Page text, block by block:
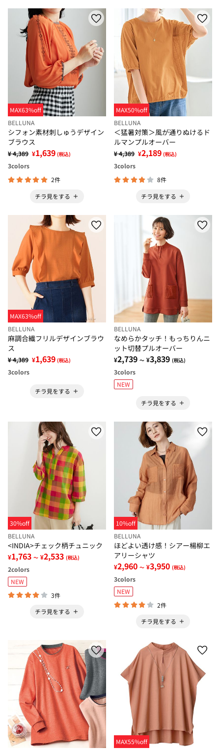
MAX63%off
BELLUNA
シフォン素材刺しゅうデザイン
ブラウス
¥ 4,389 ¥1,639 (税込)
3colors
2件
チラ見をする
MAX50%off
BELLUNA
＜猛暑対策＞風が通りぬけるド
ルマンプルオーバー
¥ 4,389 ¥2,189 (税込)
3colors
8件
チラ見をする
MAX63%off
BELLUNA
麻調合繊フリルデザインブラウ
ス
¥ 4,389 ¥1,639 (税込)
3colors
チラ見をする
BELLUNA
なめらかタッチ！もっちりんニ
ット切替プルオーバー
¥2,739 ～ ¥3,839 (税込)
3colors
NEW
チラ見をする
30%off
BELLUNA
<INDIA>チェック柄チュニック
¥1,763 ～ ¥2,533 (税込)
2colors
NEW
3件
チラ見をする
10%off
BELLUNA
ほどよい透け感！シアー楊柳エ
アリーシャツ
¥2,960 ～ ¥3,950 (税込)
3colors
NEW
2件
チラ見をする
MAX55%off